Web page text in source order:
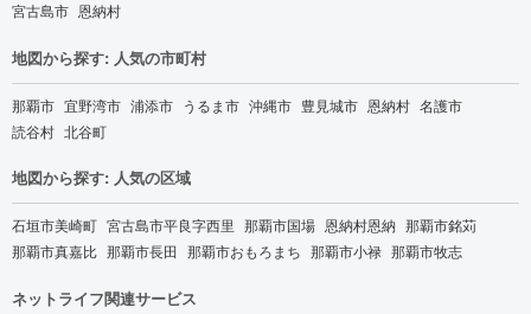
宮古島市 恩納村
地図から探す: 人気の市町村
那覇市 宜野湾市 浦添市 うるま市 沖縄市 豊見城市 恩納村 名護市
読谷村 北谷町
地図から探す: 人気の区域
石垣市美崎町 宮古島市平良字西里 那覇市国場 恩納村恩納 那覇市銘苅
那覇市真嘉比 那覇市長田 那覇市おもろまち 那覇市小禄 那覇市牧志
ネットライフ関連サービス